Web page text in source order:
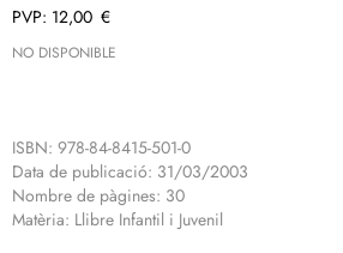
12,00 €
NO DISPONIBLE
ISBN: 978-84-8415-501-0
Data de publicació: 31/03/2003
Nombre de pàgines: 30
Matèria: Llibre Infantil i Juvenil